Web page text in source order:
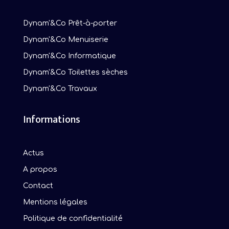
Dynam'&Co Prêt-à-porter
Dynam'&Co Menuiserie
Dynam'&Co Informatique
Dynam'&Co Toilettes sèches
Dynam'&Co Travaux
Informations
Actus
A propos
Contact
Mentions légales
Politique de confidentialité